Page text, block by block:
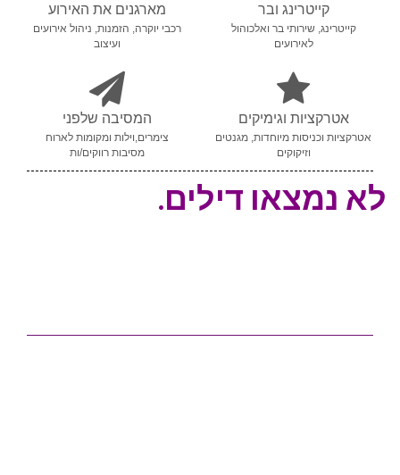
קייטרינג ובר
קייטרינג, שירותי בר ואלכוהול
לאירועים
מארגנים את האירוע
רכבי יוקרה, הזמנות, ניהול אירועים
ועיצוב
אטרקציות וגימיקים
אטרקציות וכניסות מיוחדות, מגנטים
וזיקוקים
המסיבה שלפני
צימרים,וילות ומקומות לארוח
מסיבות רווקים/ות
לא נמצאו דילים.